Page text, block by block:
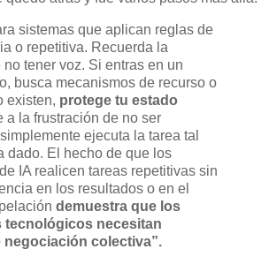
sistemas que aplican reglas de
o repetitiva. Recuerda la
tener voz. Si entras en un
busca mecanismos de recurso o
existen, protege tu estado
a la frustración de no ser
ejecuta la tarea tal
dado. El hecho de que los
IA realicen tareas repetitivas sin
en los resultados o en el
demuestra que los
tecnológicos necesitan
negociación colectiva”.